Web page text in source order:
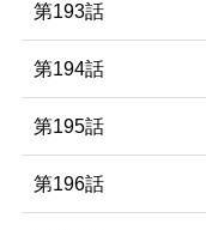
第193話
第194話
第195話
第196話